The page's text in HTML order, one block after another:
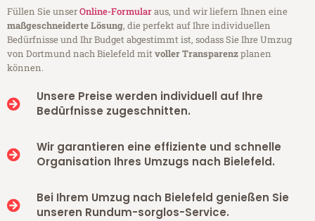
Füllen Sie unserOnline-Formularaus, und wir liefern Ihnen eine
maßgeschneiderte Lösung, die perfekt auf Ihre individuellen
Bedürfnisse und Ihr Budget abgestimmt ist, sodass Sie Ihre Umzug
von Dortmund nach Bielefeld mitvoller Transparenzplanen
können.
Unsere Preise werden individuell auf Ihre
Bedürfnisse zugeschnitten.
Wir garantieren eine effiziente und schnelle
Organisation Ihres Umzugs nach Bielefeld.
Bei Ihrem Umzug nach Bielefeld genießen Sie
unseren Rundum-sorglos-Service.